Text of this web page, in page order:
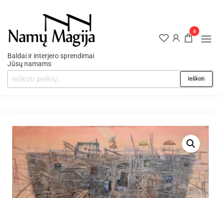
Baldai ir interjero sprendimai
Jūsų namams
Ieškoti
0